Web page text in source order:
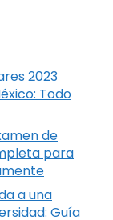
2023
Todo
de
para
a una
Guía